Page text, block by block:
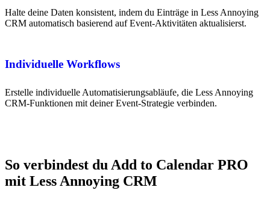
Halte deine Daten konsistent, indem du Einträge in Less Annoying
CRM automatisch basierend auf Event-Aktivitäten aktualisierst.
Individuelle Workflows
Erstelle individuelle Automatisierungsabläufe, die Less Annoying
CRM-Funktionen mit deiner Event-Strategie verbinden.
So verbindest du Add to Calendar PRO
mit Less Annoying CRM